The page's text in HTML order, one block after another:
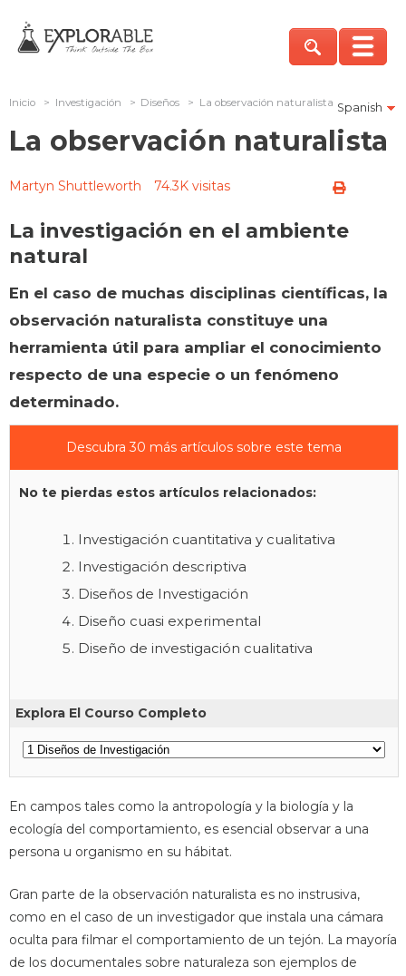
Spanish
Inicio > Investigación > Diseños > La observación naturalista
La observación naturalista
Martyn Shuttleworth 74.3K visitas
La investigación en el ambiente
natural
En el caso de muchas disciplinas científicas, la
observación naturalista constituye una
herramienta útil para ampliar el conocimiento
respecto de una especie o un fenómeno
determinado.
Descubra 30 más artículos sobre este tema
No te pierdas estos artículos relacionados:
Investigación cuantitativa y cualitativa
Investigación descriptiva
Diseños de Investigación
Diseño cuasi experimental
Diseño de investigación cualitativa
Explora El Courso Completo
En campos tales como la antropología y la biología y la
ecología del comportamiento, es esencial observar a una
persona u organismo en su hábitat.
Gran parte de la observación naturalista es no instrusiva,
como en el caso de un investigador que instala una cámara
oculta para filmar el comportamiento de un tejón. La mayoría
de los documentales sobre naturaleza son ejemplos de